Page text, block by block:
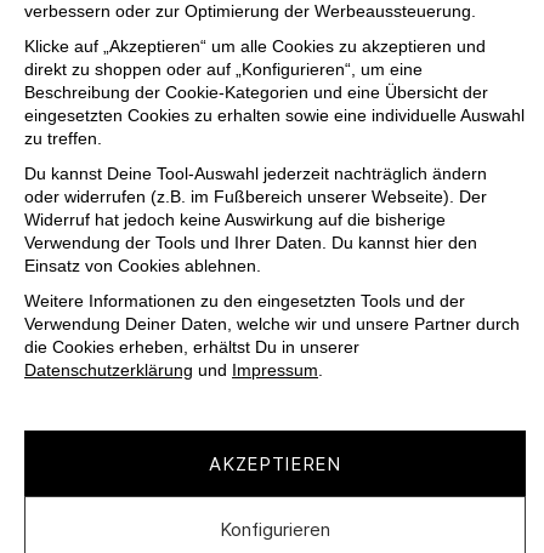
verbessern oder zur Optimierung der Werbeaussteuerung.
Klicke auf „Akzeptieren“ um alle Cookies zu akzeptieren und
direkt zu shoppen oder auf „Konfigurieren“, um eine
Beschreibung der Cookie-Kategorien und eine Übersicht der
eingesetzten Cookies zu erhalten sowie eine individuelle Auswahl
zu treffen.
Du kannst Deine Tool-Auswahl jederzeit nachträglich ändern
oder widerrufen (z.B. im Fußbereich unserer Webseite). Der
Widerruf hat jedoch keine Auswirkung auf die bisherige
Verwendung der Tools und Ihrer Daten. Du kannst hier den
Einsatz von Cookies ablehnen.
Weitere Informationen zu den eingesetzten Tools und der
Verwendung Deiner Daten, welche wir und unsere Partner durch
die Cookies erheben, erhältst Du in unserer
Datenschutzerklärung und Impressum.
AKZEPTIEREN
Konfigurieren